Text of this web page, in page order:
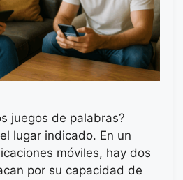
juegos de palabras?
lugar indicado. En un
móviles, hay dos
por su capacidad de